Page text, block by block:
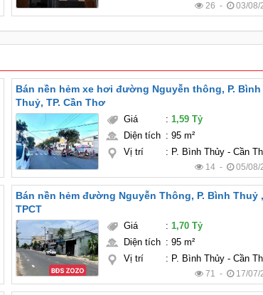
26 - 03/08/
Bán nền hẻm xe hơi đường Nguyễn thông, P. Bình
Thuỷ, TP. Cần Thơ
Giá :1,59 Tỷ
Diện tích :95 m²
Vị trí
: P. Bình Thủy - Cần
14 - 05/08/
Bán nền hẻm đường Nguyễn Thông, P. Bình Thuỷ ,
TPCT
Giá :1,70 Tỷ
Diện tích :95 m²
Vị trí
: P. Bình Thủy - Cần
71 - 17/07/